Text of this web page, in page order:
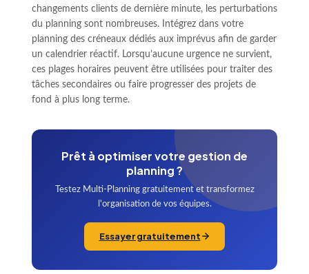
changements clients de dernière minute, les perturbations
du planning sont nombreuses. Intégrez dans votre
planning des créneaux dédiés aux imprévus afin de garder
un calendrier réactif. Lorsqu’aucune urgence ne survient,
ces plages horaires peuvent être utilisées pour traiter des
tâches secondaires ou faire progresser des projets de
fond à plus long terme.
Prêt à optimiser votre gestion de
planning ?
Testez Multi-Planning gratuitement et transformez
l'organisation de vos équipes.
Essayer gratuitement